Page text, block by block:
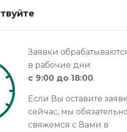
2.5 л
седан
Заявки
в рабочие дни
с 9:00 до 18:00.
Если Вы оставите
сейчас, мы
свяжемся с Вами в